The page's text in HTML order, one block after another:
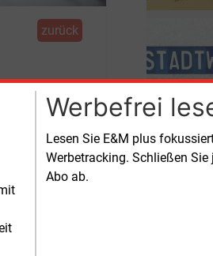
Werbefrei
Lesen Sie E&M plus
Werbetracking. Schließen
Abo ab.
zurück